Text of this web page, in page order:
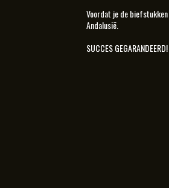
Voordat je de
Andalusië.
SUCCES GEGARANDEERD!